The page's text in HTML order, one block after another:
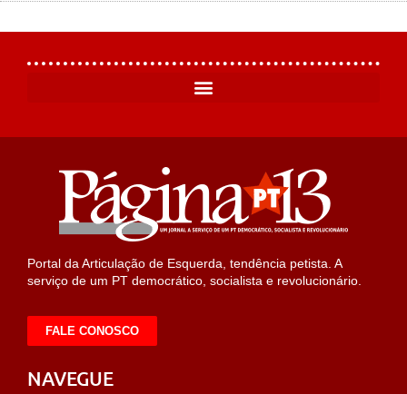
Portal da Articulação de Esquerda, tendência petista. A
serviço de um PT democrático, socialista e revolucionário.
FALE CONOSCO
NAVEGUE